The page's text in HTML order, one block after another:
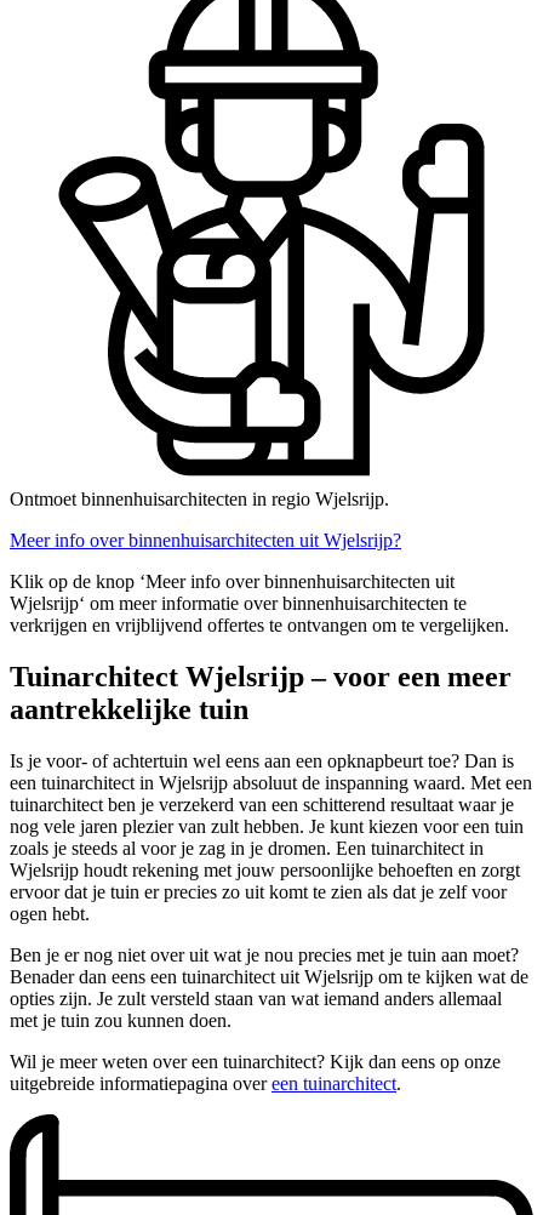
Ontmoet binnenhuisarchitecten in regio Wjelsrijp.
Meer info over binnenhuisarchitecten uit Wjelsrijp?
Klik op de knop ‘Meer info over binnenhuisarchitecten uit
Wjelsrijp‘ om meer informatie over binnenhuisarchitecten te
verkrijgen en vrijblijvend offertes te ontvangen om te vergelijken.
Tuinarchitect Wjelsrijp – voor een meer
aantrekkelijke tuin
Is je voor- of achtertuin wel eens aan een opknapbeurt toe? Dan is
een tuinarchitect in Wjelsrijp absoluut de inspanning waard. Met een
tuinarchitect ben je verzekerd van een schitterend resultaat waar je
nog vele jaren plezier van zult hebben. Je kunt kiezen voor een tuin
zoals je steeds al voor je zag in je dromen. Een tuinarchitect in
Wjelsrijp houdt rekening met jouw persoonlijke behoeften en zorgt
ervoor dat je tuin er precies zo uit komt te zien als dat je zelf voor
ogen hebt.
Ben je er nog niet over uit wat je nou precies met je tuin aan moet?
Benader dan eens een tuinarchitect uit Wjelsrijp om te kijken wat de
opties zijn. Je zult versteld staan van wat iemand anders allemaal
met je tuin zou kunnen doen.
Wil je meer weten over een tuinarchitect? Kijk dan eens op onze
uitgebreide informatiepagina overeen tuinarchitect.